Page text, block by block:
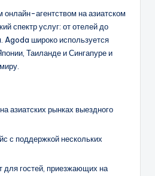
агентством на азиатском
спектр услуг: от отелей до
Agoda широко используется
Таиланде и Сингапуре и
азиатских рынках выездного
с поддержкой нескольких
для гостей, приезжающих на